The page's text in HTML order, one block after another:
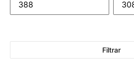
Filtrar